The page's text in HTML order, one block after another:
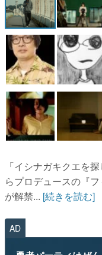
女性向け
アプリレビュー
その他
電ファミニコゲーマー
運営：株式会社マレ
「イシナガキクエを
らプロデュースの『
が解禁... [続きを読む]
AD